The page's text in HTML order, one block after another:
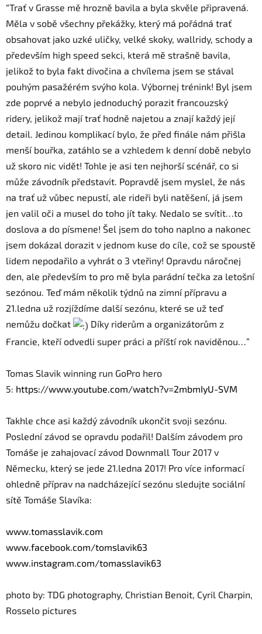
“Trať v Grasse mě hrozně bavila a byla skvěle připravená.
Měla v sobě všechny překážky, který má pořádná trať
obsahovat jako uzké uličky, velké skoky, wallridy, schody a
především high speed sekci, která mě strašně bavila,
jelikož to byla fakt divočina a chvílema jsem se stával
pouhým pasažérém svýho kola. Výbornej trénink! Byl jsem
zde poprvé a nebylo jednoduchý porazit francouzský
ridery, jelikož mají trať hodně najetou a znají každý její
detail. Jedinou komplikací bylo, že před finále nám přišla
menší bouřka, zatáhlo se a vzhledem k denní době nebylo
už skoro nic vidět! Tohle je asi ten nejhorší scénář, co si
může závodník představit. Popravdě jsem myslel, že nás
na trať už vůbec nepustí, ale rideři byli natěšení, já jsem
jen valil oči a musel do toho jít taky. Nedalo se svítit…to
doslova a do písmene! Šel jsem do toho naplno a nakonec
jsem dokázal dorazit v jednom kuse do cíle, což se spoustě
lidem nepodařilo a vyhrát o 3 vteřiny! Opravdu náročnej
den, ale především to pro mě byla parádní tečka za letošní
sezónou. Teď mám několik týdnů na zimní přípravu a
21.ledna už rozjíždíme další sezónu, které se už teď
nemůžu dočkat
Díky riderům a organizátorům z
Francie, kteří odvedli super práci a příští rok naviděnou…”
Tomas Slavik winning run GoPro hero
5: https://www.youtube.com/watch?v=2mbmIyU-SVM
Takhle chce asi každý závodník ukončit svoji sezónu.
Poslední závod se opravdu podařil! Dalším závodem pro
Tomáše je zahajovací závod Downmall Tour 2017 v
Německu, který se jede 21.ledna 2017! Pro více informací
ohledně příprav na nadcházející sezónu sledujte sociální
sítě Tomáše Slavíka:
www.tomasslavik.com
www.facebook.com/tomslavik63
www.instagram.com/tomasslavik63
photo by: TDG photography, Christian Benoit, Cyril Charpin,
Rosselo pictures